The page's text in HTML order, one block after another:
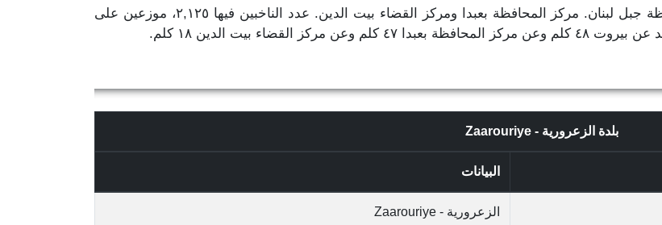
في قضاء الشوف، محافظة جبل لبنان. مركز المحافظة بعبدا ومركز القضاء بيت الدين. عدد الناخبين فيها ٢,١٢٥، موزعين على
بلدة الزعرورية - Zaarouriye
البيانات
الزعرورية - Zaarouriye